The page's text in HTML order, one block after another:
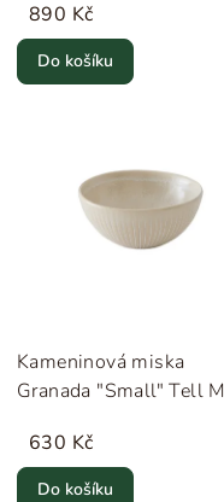
890 Kč
Do košíku
Kameninová miska
Granada "Small" Tell
630 Kč
Do košíku